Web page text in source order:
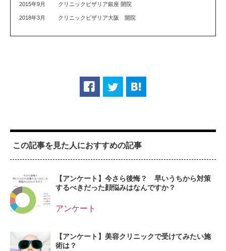
2015年9月 クリニックビザリア銀座 開院
2018年3月 クリニックビザリア大阪 開院
この記事を見た人におすすめの記事
【アンケート】今さら後悔？ 早いうちから対策
するべきだった顔悩みはなんですか？
アンケート
【アンケート】美容クリニックで受けてみたい施
術は？